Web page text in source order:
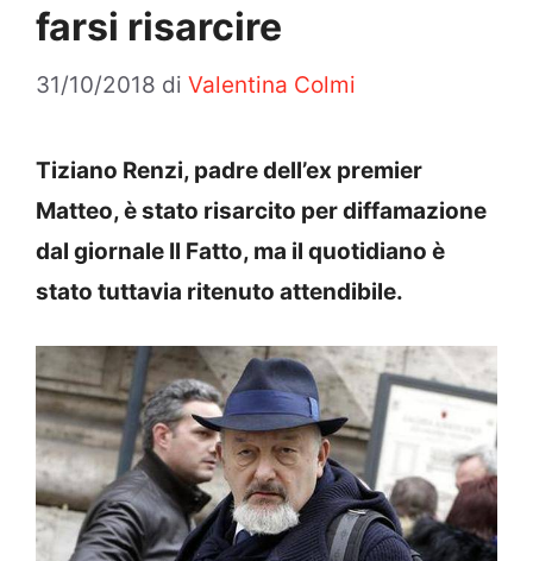
farsi risarcire
31/10/2018 di Valentina Colmi
Tiziano Renzi, padre dell’ex premier
Matteo, è stato risarcito per diffamazione
dal giornale Il Fatto, ma il quotidiano è
stato tuttavia ritenuto attendibile.